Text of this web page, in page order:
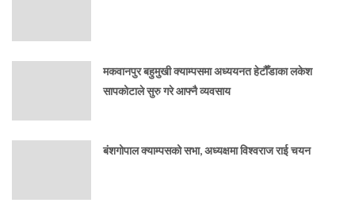
मकवानपुर बहुमुखी क्याम्पसमा अध्ययनत हेटौँडाका लकेश
सापकोटाले सुरु गरे आफ्नै व्यवसाय
बंशगोपाल क्याम्पसको सभा, अध्यक्षमा विश्वराज राई चयन